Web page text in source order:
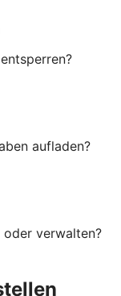
aufladen?
oder verwalten?